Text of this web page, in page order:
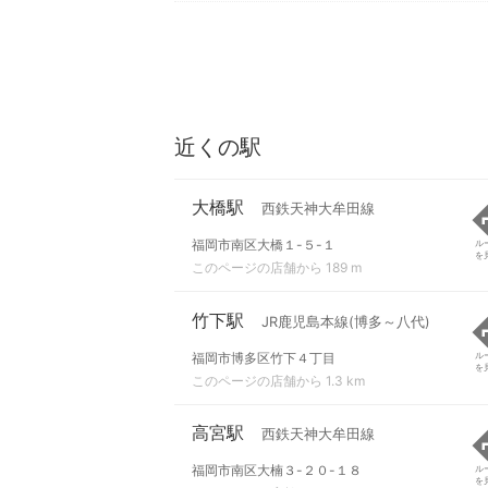
近くの駅
大橋駅 西鉄天神大牟田線
福岡市南区大橋１-５-１
このページの店舗から 189 m
ル
を
竹下駅 JR鹿児島本線(博多～八代)
福岡市博多区竹下４丁目
このページの店舗から 1.3 km
ル
を
高宮駅 西鉄天神大牟田線
福岡市南区大楠３-２０-１８
ル
を